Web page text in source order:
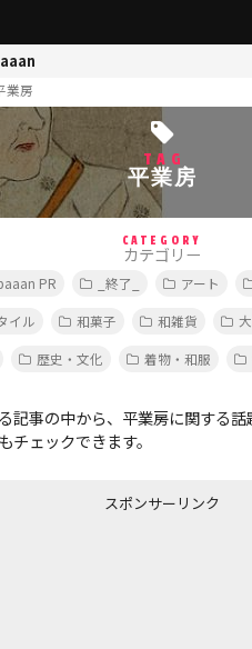
業房
TAG
平業房
CATEGORY
カテゴリー
PR _終了_ アート
イル 和菓子 和雑貨
歴史・文化 着物・和服
記事の中から、平業房に関する
ェックできます。
スポンサーリンク